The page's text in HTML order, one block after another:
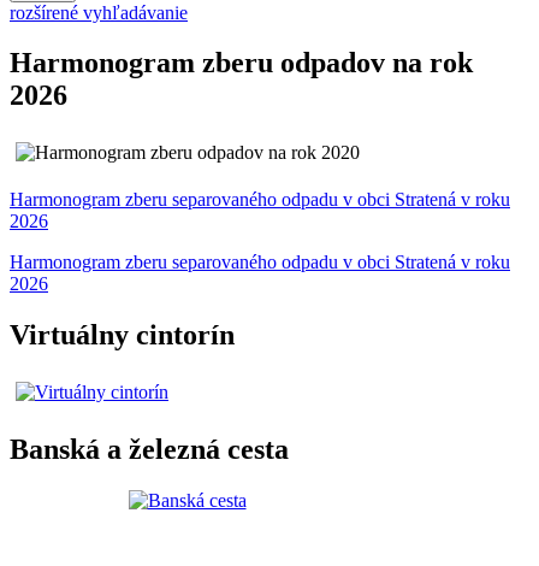
rozšírené vyhľadávanie
Harmonogram zberu odpadov na rok
2026
Harmonogram zberu separovaného odpadu v obci Stratená v roku
2026
Harmonogram zberu separovaného odpadu v obci Stratená v roku
2026
Virtuálny cintorín
Banská a železná cesta